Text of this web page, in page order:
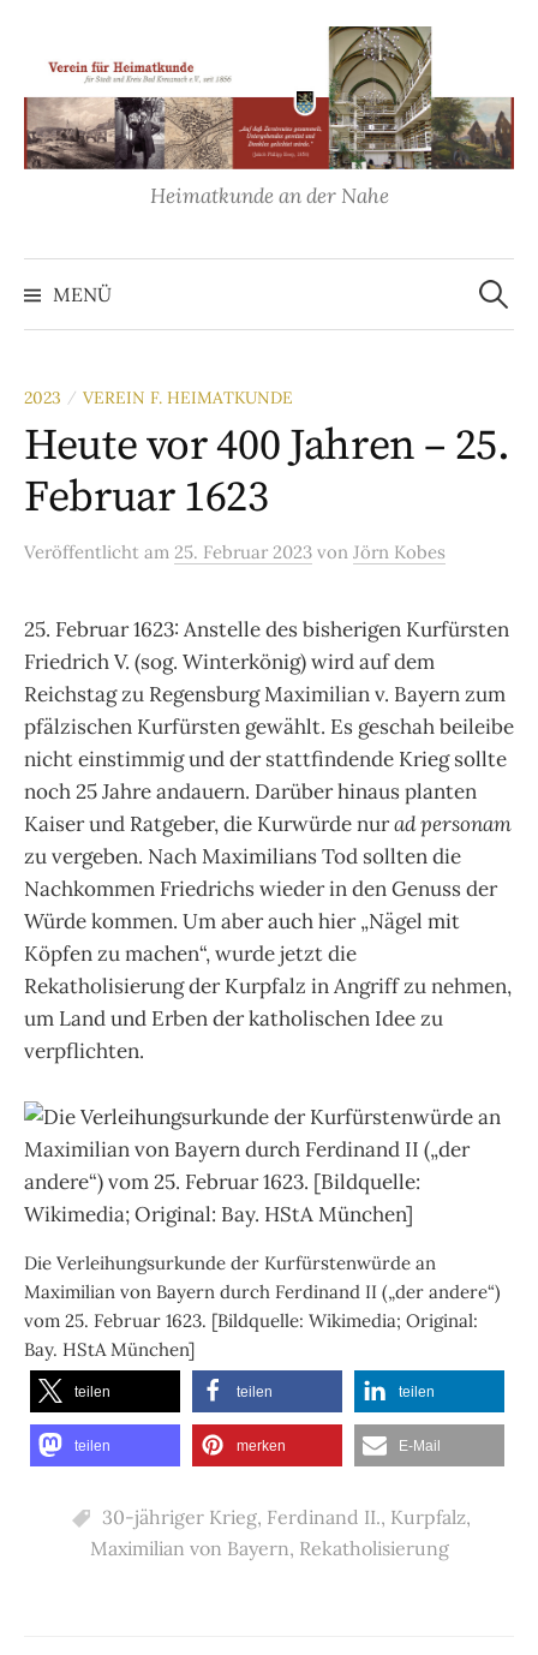
Inhalt
Heimatkunde an der Nahe
MENÜ
Suchen
nach:
2023 / VEREIN F. HEIMATKUNDE
Heute vor 400 Jahren – 25.
Februar 1623
Veröffentlicht am 25. Februar 2023 von Jörn Kobes
25. Februar 1623: Anstelle des bisherigen Kurfürsten
Friedrich V. (sog. Winterkönig) wird auf dem
Reichstag zu Regensburg Maximilian v. Bayern zum
pfälzischen Kurfürsten gewählt. Es geschah beileibe
nicht einstimmig und der stattfindende Krieg sollte
noch 25 Jahre andauern. Darüber hinaus planten
Kaiser und Ratgeber, die Kurwürde nurad personam
zu vergeben. Nach Maximilians Tod sollten die
Nachkommen Friedrichs wieder in den Genuss der
Würde kommen. Um aber auch hier „Nägel mit
Köpfen zu machen“, wurde jetzt die
Rekatholisierung der Kurpfalz in Angriff zu nehmen,
um Land und Erben der katholischen Idee zu
verpflichten.
Die Verleihungsurkunde der Kurfürstenwürde an
Maximilian von Bayern durch Ferdinand II („der andere“)
vom 25. Februar 1623. [Bildquelle: Wikimedia; Original:
Bay. HStA München]
teilen teilen teilen
teilen merken E-Mail
30-jähriger Krieg, Ferdinand II., Kurpfalz,
Maximilian von Bayern, Rekatholisierung